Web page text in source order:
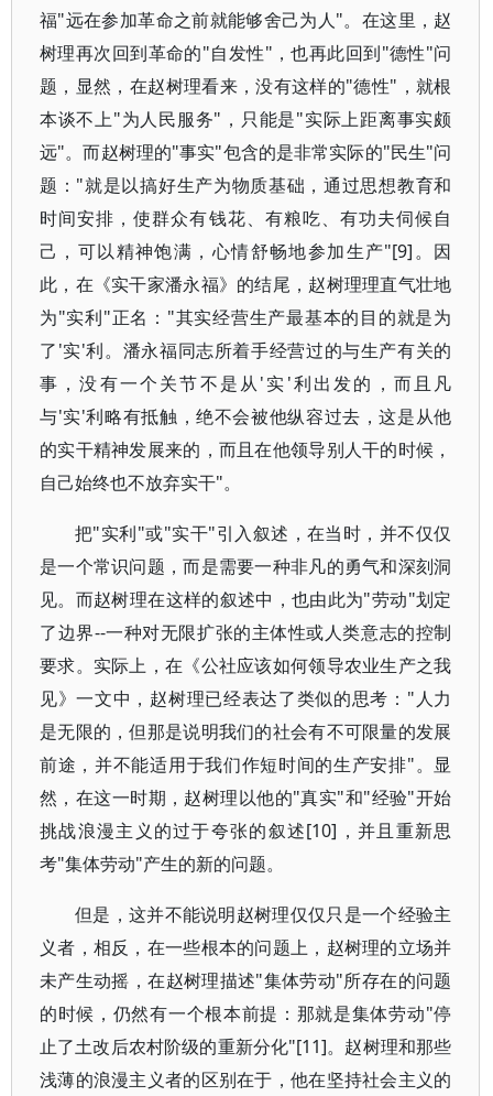
福"远在参加革命之前就能够舍己为人"。在这里，赵
树理再次回到革命的"自发性"，也再此回到"德性"问
题，显然，在赵树理看来，没有这样的"德性"，就根
本谈不上"为人民服务"，只能是"实际上距离事实颇
远"。而赵树理的"事实"包含的是非常实际的"民生"问
题："就是以搞好生产为物质基础，通过思想教育和
时间安排，使群众有钱花、有粮吃、有功夫伺候自
己，可以精神饱满，心情舒畅地参加生产"[9]。因
此，在《实干家潘永福》的结尾，赵树理理直气壮地
为"实利"正名："其实经营生产最基本的目的就是为
了'实'利。潘永福同志所着手经营过的与生产有关的
事，没有一个关节不是从'实'利出发的，而且凡
与'实'利略有抵触，绝不会被他纵容过去，这是从他
的实干精神发展来的，而且在他领导别人干的时候，
自己始终也不放弃实干"。
把"实利"或"实干"引入叙述，在当时，并不仅仅
是一个常识问题，而是需要一种非凡的勇气和深刻洞
见。而赵树理在这样的叙述中，也由此为"劳动"划定
了边界--一种对无限扩张的主体性或人类意志的控制
要求。实际上，在《公社应该如何领导农业生产之我
见》一文中，赵树理已经表达了类似的思考："人力
是无限的，但那是说明我们的社会有不可限量的发展
前途，并不能适用于我们作短时间的生产安排"。显
然，在这一时期，赵树理以他的"真实"和"经验"开始
挑战浪漫主义的过于夸张的叙述[10]，并且重新思
考"集体劳动"产生的新的问题。
但是，这并不能说明赵树理仅仅只是一个经验主
义者，相反，在一些根本的问题上，赵树理的立场并
未产生动摇，在赵树理描述"集体劳动"所存在的问题
的时候，仍然有一个根本前提：那就是集体劳动"停
止了土改后农村阶级的重新分化"[11]。赵树理和那些
浅薄的浪漫主义者的区别在于，他在坚持社会主义的